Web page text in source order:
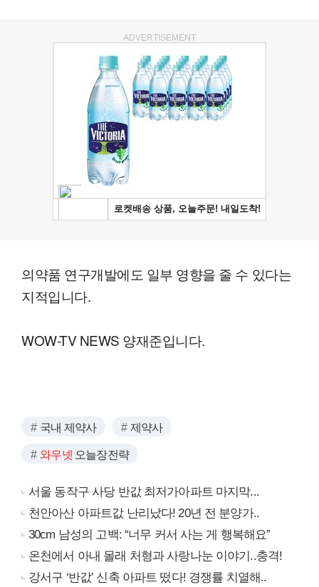
ADVERTISEMENT
의약품 연구개발에도 일부 영향을 줄 수 있다는
지적입니다.
WOW-TV NEWS 양재준입니다.
국내 제약사 제약사
와우넷 오늘장전략
서울 동작구 사당 반값 최저가아파트 마지막...
천안아산 아파트값 난리났다! 20년 전 분양가..
30cm 남성의 고백: “너무 커서 사는 게 행복해요”
온천에서 아내 몰래 처형과 사랑나눈 이야기..충격!
강서구 ‘반값’ 신축 아파트 떴다! 경쟁률 치열해..